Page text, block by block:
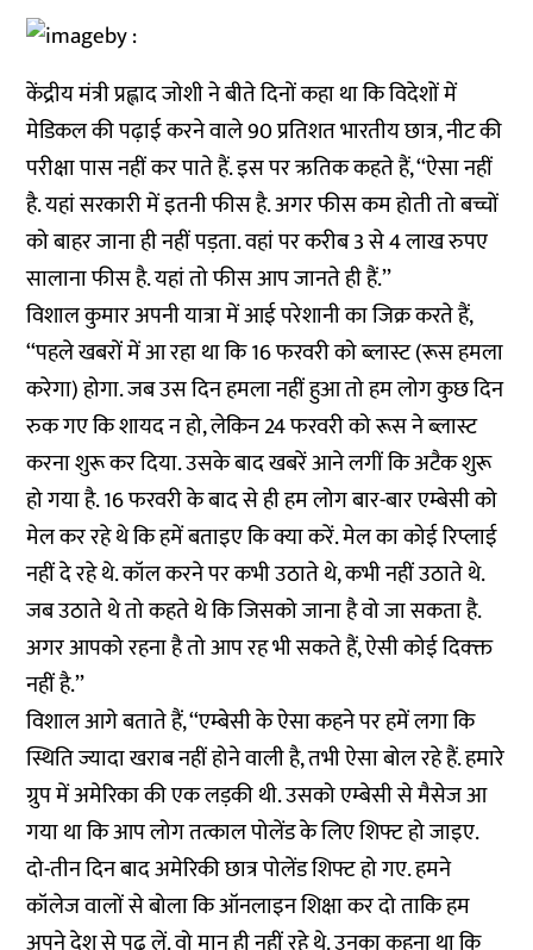
केंद्रीय मंत्री प्रह्लाद जोशी ने बीते दिनों कहा था कि विदेशों में
मेडिकल की पढ़ाई करने वाले 90 प्रतिशत भारतीय छात्र, नीट की
परीक्षा पास नहीं कर पाते हैं. इस पर ऋतिक कहते हैं, ‘‘ऐसा नहीं
है. यहां सरकारी में इतनी फीस है. अगर फीस कम होती तो बच्चों
को बाहर जाना ही नहीं पड़ता. वहां पर करीब 3 से 4 लाख रुपए
सालाना फीस है. यहां तो फीस आप जानते ही हैं.’’
विशाल कुमार अपनी यात्रा में आई परेशानी का जिक्र करते हैं,
‘‘पहले खबरों में आ रहा था कि 16 फरवरी को ब्लास्ट (रूस हमला
करेगा) होगा. जब उस दिन हमला नहीं हुआ तो हम लोग कुछ दिन
रुक गए कि शायद न हो, लेकिन 24 फरवरी को रूस ने ब्लास्ट
करना शुरू कर दिया. उसके बाद खबरें आने लगीं कि अटैक शुरू
हो गया है. 16 फरवरी के बाद से ही हम लोग बार-बार एम्बेसी को
मेल कर रहे थे कि हमें बताइए कि क्या करें. मेल का कोई रिप्लाई
नहीं दे रहे थे. कॉल करने पर कभी उठाते थे, कभी नहीं उठाते थे.
जब उठाते थे तो कहते थे कि जिसको जाना है वो जा सकता है.
अगर आपको रहना है तो आप रह भी सकते हैं, ऐसी कोई दिक्क्त
नहीं है.’’
विशाल आगे बताते हैं, ‘‘एम्बेसी के ऐसा कहने पर हमें लगा कि
स्थिति ज्यादा खराब नहीं होने वाली है, तभी ऐसा बोल रहे हैं. हमारे
ग्रुप में अमेरिका की एक लड़की थी. उसको एम्बेसी से मैसेज आ
गया था कि आप लोग तत्काल पोलेंड के लिए शिफ्ट हो जाइए.
दो-तीन दिन बाद अमेरिकी छात्र पोलेंड शिफ्ट हो गए. हमने
कॉलेज वालों से बोला कि ऑनलाइन शिक्षा कर दो ताकि हम